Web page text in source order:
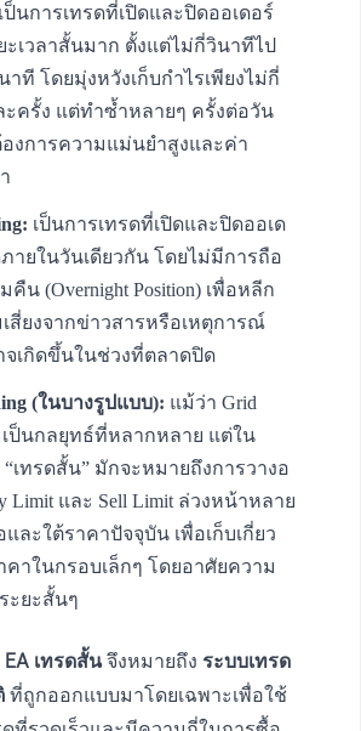
เป็นการเทรดที่เปิดและปิดออเดอร์
ะเวลาสั้นมาก ตั้งแต่ไม่กี่วินาทีไป
าที โดยมุ่งหวังเก็บกำไรเพียงไม่กี่
ะครั้ง แต่ทำซ้ำหลายๆ ครั้งต่อวัน
งการความแม่นยำสูงและค่า
เป็นการเทรดที่เปิดและปิดออเด
ายในวันเดียวกัน โดยไม่มีการถือ
น (Overnight Position) เพื่อหลีก
เสี่ยงจากข่าวสารหรือเหตุการณ์
เกิดขึ้นในช่วงที่ตลาดปิด
(ในบางรูปแบบ): แม้ว่า Grid
เป็นกลยุทธ์ที่หลากหลาย แต่ใน
เทรดสั้น” มักจะหมายถึงการวางอ
Limit และ Sell Limit ล่วงหน้าหลาย
และใต้ราคาปัจจุบัน เพื่อเก็บเกี่ยว
คาในกรอบเล็กๆ โดยอาศัยความ
ะยะสั้นๆ
EA เทรดสั้นจึงหมายถึง ระบบเทรด
ที่ถูกออกแบบมาโดยเฉพาะเพื่อใช้